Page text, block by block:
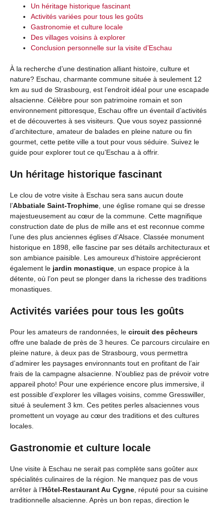
Un héritage historique fascinant
Activités variées pour tous les goûts
Gastronomie et culture locale
Des villages voisins à explorer
Conclusion personnelle sur la visite d’Eschau
À la recherche d’une destination alliant histoire, culture et
nature? Eschau, charmante commune située à seulement 12
km au sud de Strasbourg, est l’endroit idéal pour une escapade
alsacienne. Célèbre pour son patrimoine romain et son
environnement pittoresque, Eschau offre un éventail d’activités
et de découvertes à ses visiteurs. Que vous soyez passionné
d’architecture, amateur de balades en pleine nature ou fin
gourmet, cette petite ville a tout pour vous séduire. Suivez le
guide pour explorer tout ce qu’Eschau a à offrir.
Un héritage historique fascinant
Le clou de votre visite à Eschau sera sans aucun doute
l’Abbatiale Saint-Trophime, une église romane qui se dresse
majestueusement au cœur de la commune. Cette magnifique
construction date de plus de mille ans et est reconnue comme
l’une des plus anciennes églises d’Alsace. Classée monument
historique en 1898, elle fascine par ses détails architecturaux et
son ambiance paisible. Les amoureux d’histoire apprécieront
également le jardin monastique, un espace propice à la
détente, où l’on peut se plonger dans la richesse des traditions
monastiques.
Activités variées pour tous les goûts
Pour les amateurs de randonnées, le circuit des pêcheurs
offre une balade de près de 3 heures. Ce parcours circulaire en
pleine nature, à deux pas de Strasbourg, vous permettra
d’admirer les paysages environnants tout en profitant de l’air
frais de la campagne alsacienne. N’oubliez pas de prévoir votre
appareil photo! Pour une expérience encore plus immersive, il
est possible d’explorer les villages voisins, comme Gresswiller,
situé à seulement 3 km. Ces petites perles alsaciennes vous
promettent un voyage au cœur des traditions et des cultures
locales.
Gastronomie et culture locale
Une visite à Eschau ne serait pas complète sans goûter aux
spécialités culinaires de la région. Ne manquez pas de vous
arrêter à l’Hôtel-Restaurant Au Cygne, réputé pour sa cuisine
traditionnelle alsacienne. Après un bon repas, direction le